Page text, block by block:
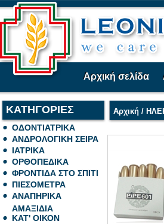
Αρχική σελίδα
ΚΑΤΗΓΟΡΙΕΣ
ΟΔΟΝΤΙΑΤΡΙΚΑ
ΑΝΔΡΟΛΟΓΙΚΗ ΣΕΙΡΑ
ΙΑΤΡΙΚΑ
ΟΡΘΟΠΕΔΙΚΑ
ΦΡΟΝΤΙΔΑ ΣΤΟ ΣΠΙΤΙ
ΠΙΕΣΟΜΕΤΡΑ
ΑΝΑΠΗΡΙΚΑ
ΑΜΑΞΙΔΙΑ
ΚΑΤ' ΟΙΚΟΝ
Αρχική /